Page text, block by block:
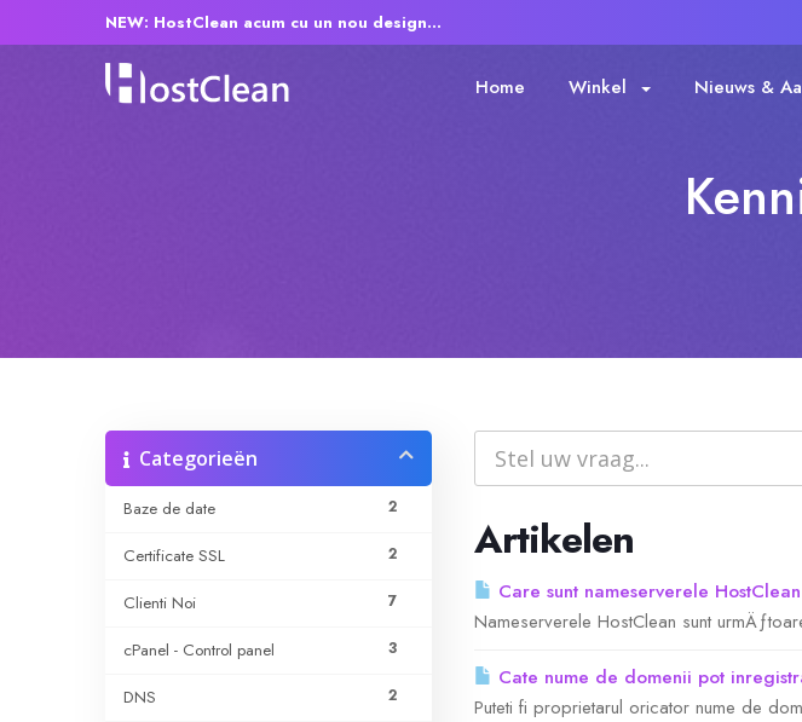
NEW: HostClean acum cu un nou design...
Home Winkel Nieuws &
Categorieën
2
Baze de date
2
Certificate SSL
7
Clienti Noi
3
cPanel - Control panel
2
DNS
Artikelen
Care sunt nameserverele
Nameserverele HostClean sunt
Cate nume de domenii pot
Puteti fi proprietarul oricator nume de